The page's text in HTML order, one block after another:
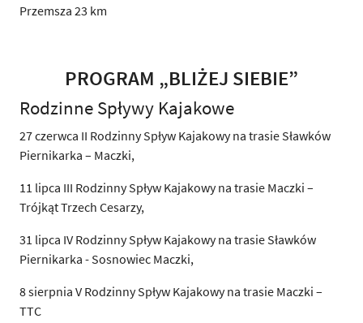
Przemsza 23 km
PROGRAM „BLIŻEJ SIEBIE”
Rodzinne Spływy Kajakowe
27 czerwca II Rodzinny Spływ Kajakowy na trasie Sławków
Piernikarka – Maczki,
11 lipca III Rodzinny Spływ Kajakowy na trasie Maczki –
Trójkąt Trzech Cesarzy,
31 lipca IV Rodzinny Spływ Kajakowy na trasie Sławków
Piernikarka - Sosnowiec Maczki,
8 sierpnia V Rodzinny Spływ Kajakowy na trasie Maczki –
TTC